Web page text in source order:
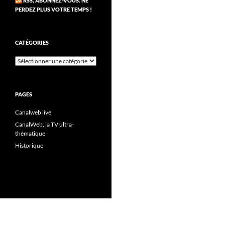
PERDEZ PLUS VOTRE TEMPS !
CATÉGORIES
Catégories
PAGES
Canalweb live
CanalWeb, la TV ultra-
thématique
Historique